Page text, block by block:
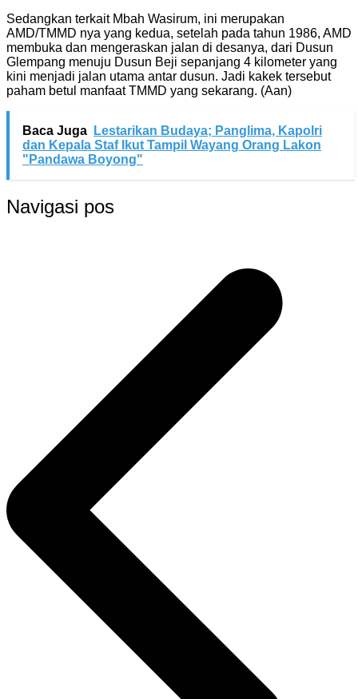
Sedangkan terkait Mbah Wasirum, ini merupakan
AMD/TMMD nya yang kedua, setelah pada tahun 1986, AMD
membuka dan mengeraskan jalan di desanya, dari Dusun
Glempang menuju Dusun Beji sepanjang 4 kilometer yang
kini menjadi jalan utama antar dusun. Jadi kakek tersebut
paham betul manfaat TMMD yang sekarang. (Aan)
Baca Juga
Lestarikan Budaya; Panglima, Kapolri
dan Kepala Staf Ikut Tampil Wayang Orang Lakon
"Pandawa Boyong"
Navigasi pos